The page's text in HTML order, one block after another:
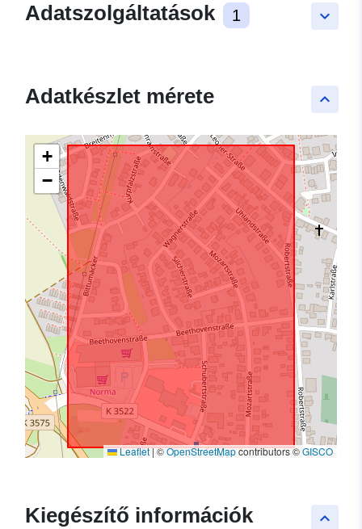
keyboard_arrow_down
Adatszolgáltatások 1
keyboard_arrow_up
Adatkészlet mérete
+
−
Leaflet|©OpenStreetMapcontributors ©GISCO
keyboard_arrow_up
Kiegészítő információk